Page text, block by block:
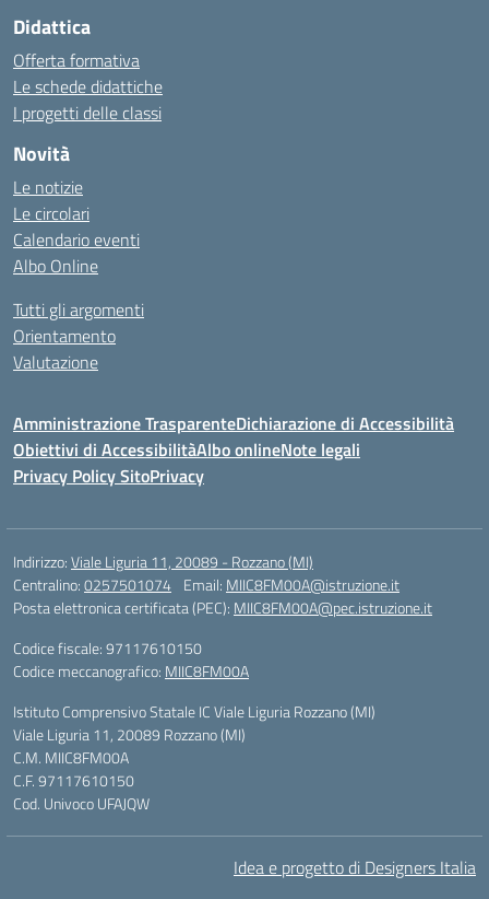
Didattica
Offerta formativa
Le schede didattiche
I progetti delle classi
Novità
Le notizie
Le circolari
Calendario eventi
Albo Online
Tutti gli argomenti
Orientamento
Valutazione
Amministrazione TrasparenteDichiarazione di Accessibilità
Obiettivi di AccessibilitàAlbo onlineNote legali
Privacy Policy SitoPrivacy
Indirizzo:Viale Liguria 11, 20089 - Rozzano (MI)
Centralino:0257501074 Email: MIIC8FM00A@istruzione.it
Posta elettronica certificata (PEC): MIIC8FM00A@pec.istruzione.it
Codice fiscale: 97117610150
Codice meccanografico: MIIC8FM00A
Istituto Comprensivo Statale IC Viale Liguria Rozzano (MI)
Viale Liguria 11, 20089 Rozzano (MI)
C.M. MIIC8FM00A
C.F. 97117610150
Cod. Univoco UFAJQW
Idea e progetto di Designers Italia